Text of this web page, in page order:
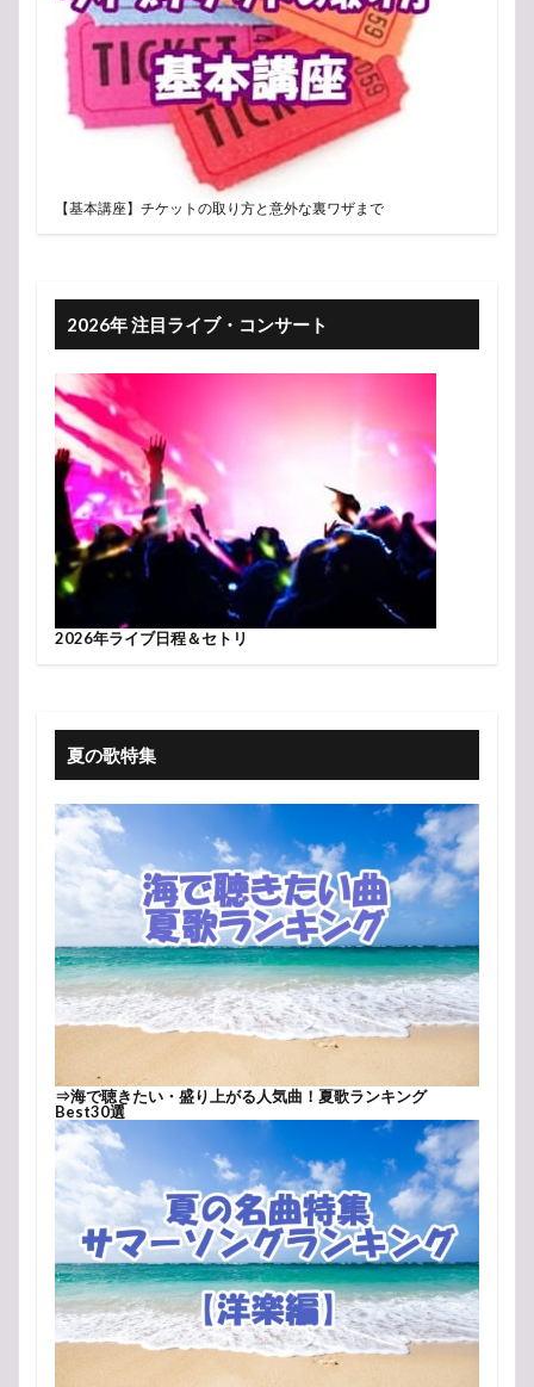
【基本講座】チケットの取り方と意外な裏ワザまで
2026年 注目ライブ・コンサート
2026年ライブ日程＆セトリ
夏の歌特集
⇒海で聴きたい・盛り上がる人気曲！夏歌ランキング
Best30選